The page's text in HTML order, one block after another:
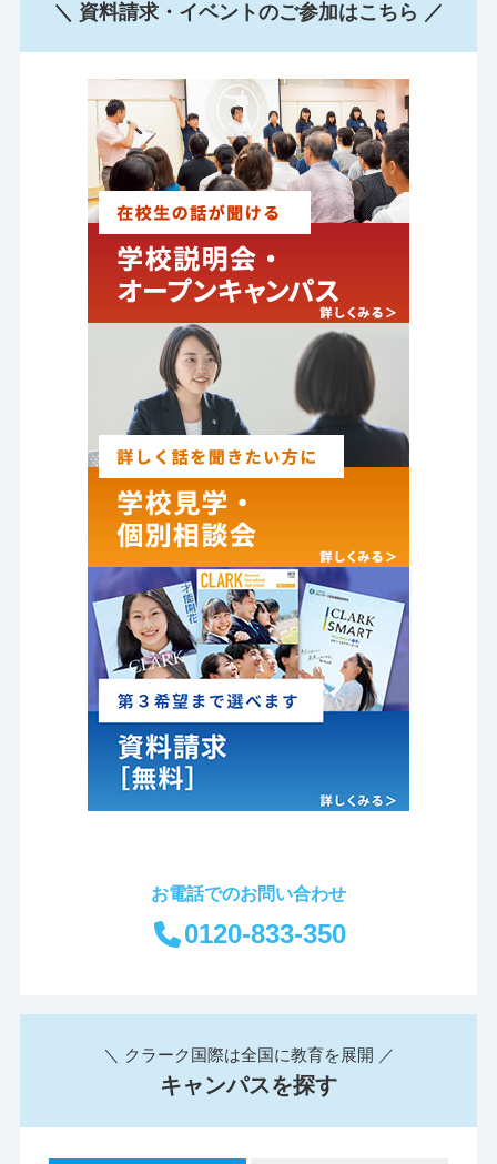
＼ 資料請求・イベントのご参加はこちら ／
お電話でのお問い合わせ
0120-833-350
＼ クラーク国際は全国に教育を展開 ／
キャンパスを探す